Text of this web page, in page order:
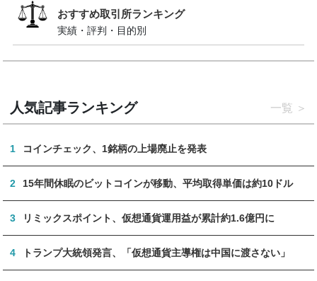
おすすめ取引所ランキング
実績・評判・目的別
人気記事ランキング 一覧
1 コインチェック、1銘柄の上場廃止を発表
2 15年間休眠のビットコインが移動、平均取得単価は約10ドル
3 リミックスポイント、仮想通貨運用益が累計約1.6億円に
4 トランプ大統領発言、「仮想通貨主導権は中国に渡さない」